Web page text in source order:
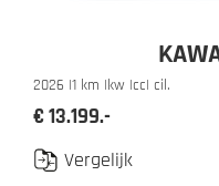
2026 |1 km |kw |cc| cil.
€ 13.199.-
Vergelijk